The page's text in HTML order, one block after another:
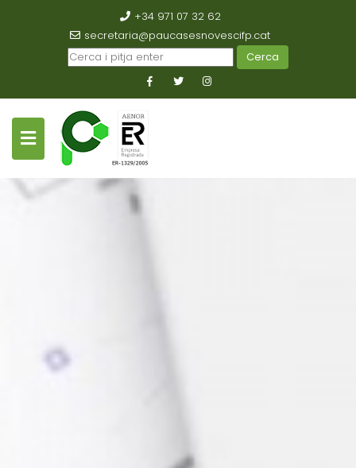
+34 971 07 32 62
secretaria@paucasesnovescifp.cat
Cerca